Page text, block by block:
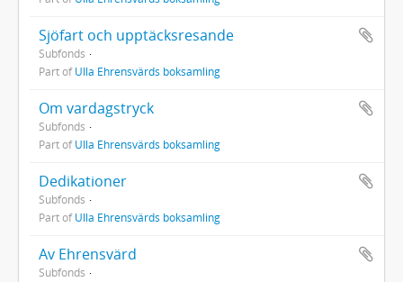
Sjöfart och upptäcksresande
Subfonds
Part ofUlla Ehrensvärds boksamling
Om vardagstryck
Subfonds
Part ofUlla Ehrensvärds boksamling
Dedikationer
Subfonds
Part ofUlla Ehrensvärds boksamling
Av Ehrensvärd
Subfonds